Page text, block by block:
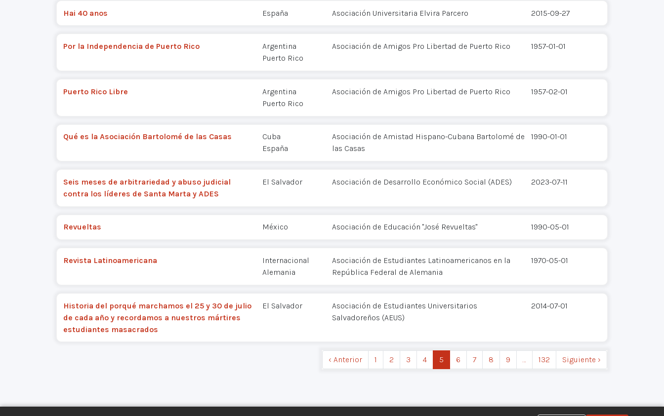
Hai 40 anos España Asociación Universitaria Elvira Parcero 2015-09-27
Por la Independencia de Puerto Rico
Argentina
Puerto Rico
Asociación de Amigos Pro Libertad de Puerto Rico 1957-01-01
Puerto Rico Libre
Argentina
Puerto Rico
Asociación de Amigos Pro Libertad de Puerto Rico 1957-02-01
Qué es la Asociación Bartolomé de las Casas
Cuba
España
Asociación de Amistad Hispano-Cubana Bartolomé de
las Casas
1990-01-01
Seis meses de arbitrariedad y abuso judicial
contra los líderes de Santa Marta y ADES
El Salvador Asociación de Desarrollo Económico Social (ADES) 2023-07-11
Revueltas México Asociación de Educación "José Revueltas" 1990-05-01
Revista Latinoamericana
Internacional
Alemania
Asociación de Estudiantes Latinoamericanos en la
República Federal de Alemania
1970-05-01
Historia del porqué marchamos el 25 y 30 de julio
de cada año y recordamos a nuestros mártires
estudiantes masacrados
El Salvador
Asociación de Estudiantes Universitarios
Salvadoreños (AEUS)
2014-07-01
‹ Anterior 1 2 3 4 5 6 7 8 9 … 132 Siguiente ›